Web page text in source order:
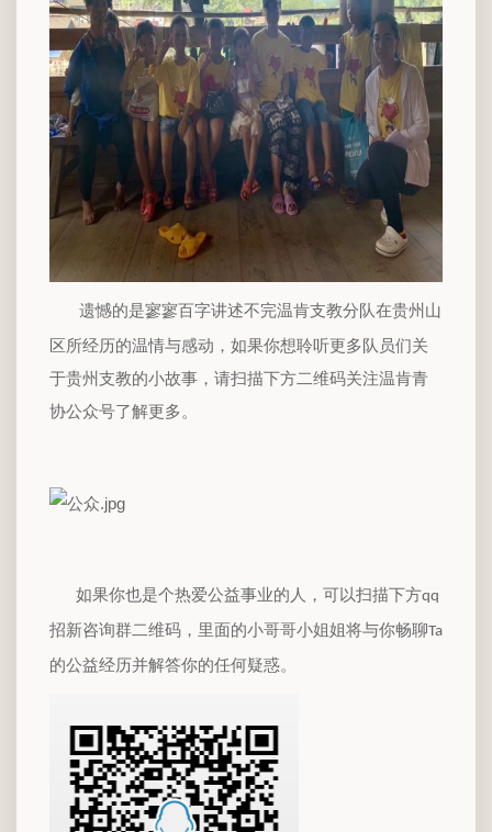
遗憾的是寥寥百字讲述不完温肯支教分队在贵州山
区所经历的温情与感动，如果你想聆听更多队员们关
于贵州支教的小故事，请扫描下方二维码关注温肯青
协公众号了解更多。
如果你也是个热爱公益事业的人，可以扫描下方qq
招新咨询群二维码，里面的小哥哥小姐姐将与你畅聊Ta
的公益经历并解答你的任何疑惑。